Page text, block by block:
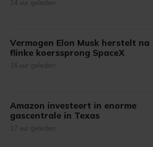
14 uur geleden
Vermogen Elon Musk herstelt na
flinke koerssprong SpaceX
16 uur geleden
Amazon investeert in enorme
gascentrale in Texas
17 uur geleden